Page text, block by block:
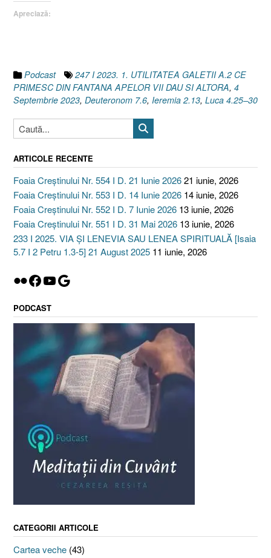
I
Deuteronom
7.6
Apreciază:
Podcast
247 I 2023. 1. UTILITATEA GALETII A.2 CE
PRIMESC DIN FANTANA APELOR VII DAU SI ALTORA, 4
Septembrie 2023, Deuteronom 7.6, Ieremia 2.13, Luca 4.25–30
ARTICOLE RECENTE
Foaia Creștinului Nr. 554 I D. 21 Iunie 202621 iunie, 2026
Foaia Creștinului Nr. 553 I D. 14 Iunie 2026 14 iunie, 2026
Foaia Creștinului Nr. 552 I D. 7 Iunie 2026 13 iunie, 2026
Foaia Creștinului Nr. 551 I D. 31 Mai 2026 13 iunie, 2026
233 I 2025. VIA ȘI LENEVIA SAU LENEA SPIRITUALĂ [Isaia
5.7 I 2 Petru 1.3-5] 21 August 2025 11 iunie, 2026
Flickr
Facebook
YouTube
Google
PODCAST
CATEGORII ARTICOLE
Cartea veche (43)